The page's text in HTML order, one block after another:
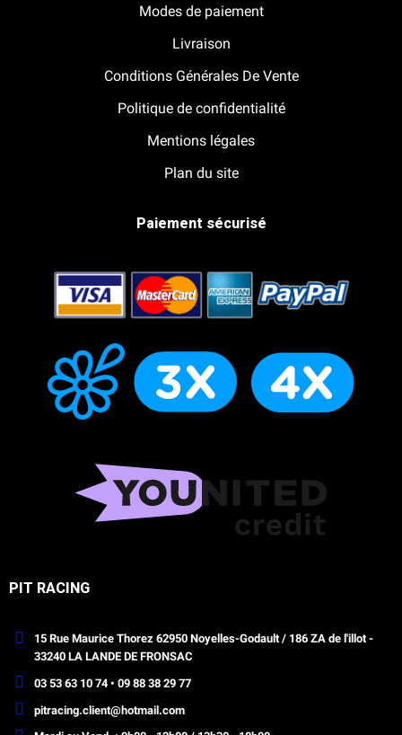
Modes de paiement
Livraison
Conditions Générales De Vente
Politique de confidentialité
Mentions légales
Plan du site
Paiement sécurisé
PIT RACING
15 Rue Maurice Thorez 62950 Noyelles-Godault / 186 ZA de l'illot -
33240 LA LANDE DE FRONSAC
03 53 63 10 74 • 09 88 38 29 77
pitracing.client@hotmail.com